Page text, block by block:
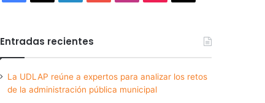
Entradas recientes
La UDLAP reúne a expertos para analizar los retos
de la administración pública municipal